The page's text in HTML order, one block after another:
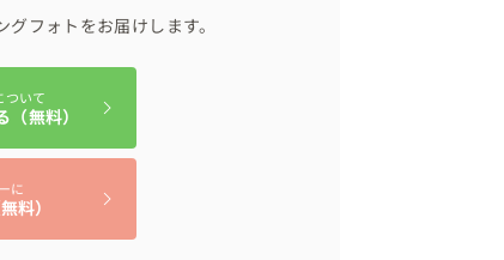
っていました！
色味のつけ方が対象的なのでそのさじ
フォトをお届けします。
ついて
無料）
に
料）